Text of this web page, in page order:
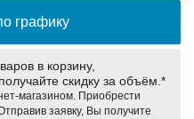
графику
в корзину,
скидку за объём.*
магазином. Приобрести
заявку, Вы получите